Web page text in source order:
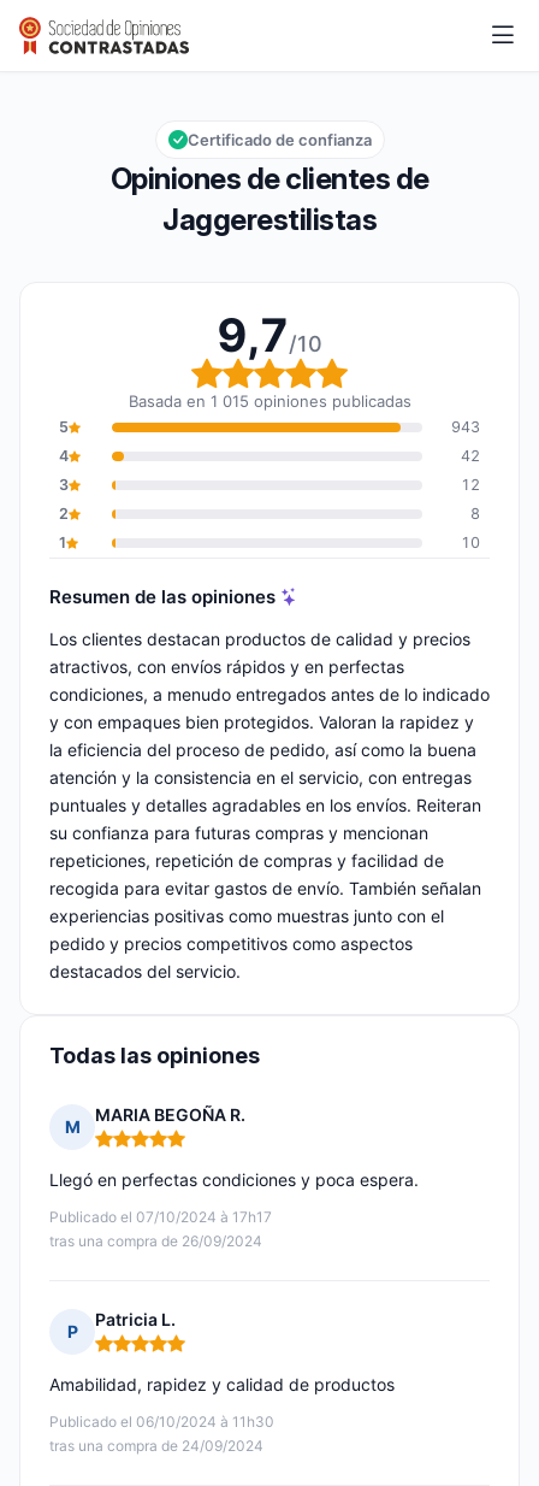
Jaggerestilistas
Calificación global: 9,7 de 10
9,7/10
Opiniones de clientes de
Jaggerestilistas
Certificado de confianza
9,7/10
Calificación global: 9,7
Basada en 1 015 opiniones publicadas
5
943
4
42
3
12
2
8
1
10
Resumen de las opiniones
Los clientes destacan productos de calidad y precios
atractivos, con envíos rápidos y en perfectas
condiciones, a menudo entregados antes de lo indicado
y con empaques bien protegidos. Valoran la rapidez y
la eficiencia del proceso de pedido, así como la buena
atención y la consistencia en el servicio, con entregas
puntuales y detalles agradables en los envíos. Reiteran
su confianza para futuras compras y mencionan
repeticiones, repetición de compras y facilidad de
recogida para evitar gastos de envío. También señalan
experiencias positivas como muestras junto con el
pedido y precios competitivos como aspectos
destacados del servicio.
Todas las opiniones
M
MARIA BEGOÑA R.
Nota: 5 de 5
Publicado el 07/10/2024 à 17h17
tras una compra de 26/09/2024
Llegó en perfectas condiciones y poca espera.
P
Patricia L.
Nota: 5 de 5
Publicado el 06/10/2024 à 11h30
tras una compra de 24/09/2024
Amabilidad, rapidez y calidad de productos